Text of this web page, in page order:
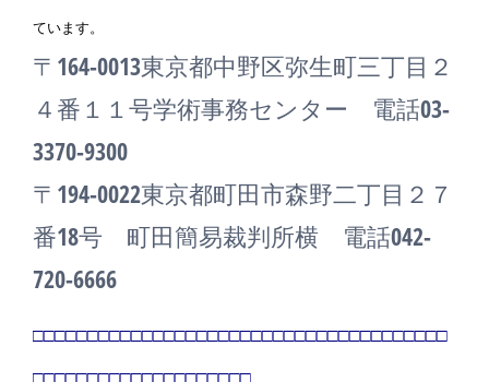
ています。
〒164-0013東京都中野区弥生町三丁目２
４番１１号学術事務センター 電話03-
3370-9300
〒194-0022東京都町田市森野二丁目２７
番18号 町田簡易裁判所横 電話042-
720-6666
□□□□□□□□□□□□□□□□□□□□□□□□□□□□□□□□□□□□□□